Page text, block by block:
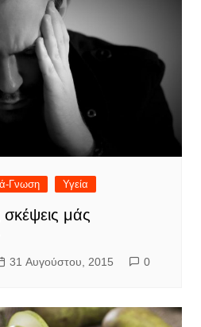
Γνωση Υγεία
σκέψεις μάς
31 Αυγούστου, 2015 0